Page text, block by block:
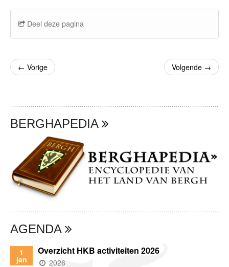
Deel deze pagina
← Vorige Volgende →
BERGHAPEDIA
AGENDA
1
jan
Overzicht HKB activiteiten 2026
(wanneer)
2026